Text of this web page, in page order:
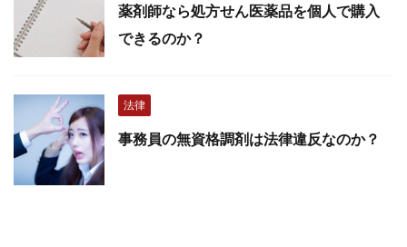
薬剤師なら処方せん医薬品を個人で購入
できるのか？
法律
事務員の無資格調剤は法律違反なのか？